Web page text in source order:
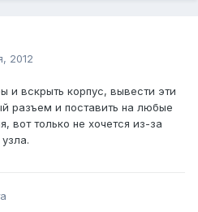
2012
и вскрыть корпус, вывести эти
разъем и поставить на любые
вот только не хочется из-за